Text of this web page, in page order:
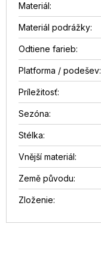
Materiál:
Materiál podrážky:
Odtiene farieb:
Platforma / podešev:
Príležitosť:
Sezóna:
Stélka:
Vnější materiál:
Země původu:
Zloženie: